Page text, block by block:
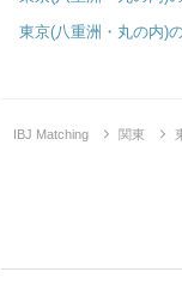
東京(八重洲・丸の内)
IBJ Matching 関東